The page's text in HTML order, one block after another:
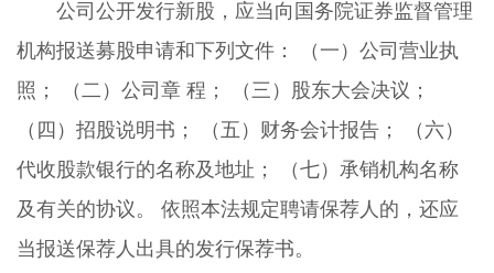
公司公开发行新股，应当向国务院证券监督管理
机构报送募股申请和下列文件： （一）公司营业执
照； （二）公司章 程； （三）股东大会决议；
（四）招股说明书； （五）财务会计报告； （六）
代收股款银行的名称及地址； （七）承销机构名称
及有关的协议。 依照本法规定聘请保荐人的，还应
当报送保荐人出具的发行保荐书。